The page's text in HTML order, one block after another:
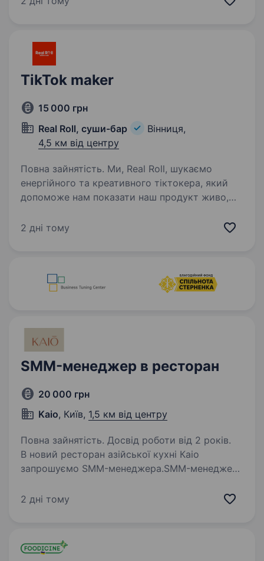
TikTok maker
15 000 грн
Real Roll, суши-бар
Вінниця,
4,5 км від центру
Повна зайнятість. Ми, Real Roll, шукаємо
енергійного та креативного тіктокера, який
допоможе нам показати наш продукт живо,
аудиторію та зміцнюючи впізнаваність бренду
2 дні тому
SMM-менеджер в ресторан
20 000 грн
Kaio, Київ, 1,5 км від центру
Повна зайнятість. Досвід роботи від 2 років.
В новий ресторан азійської кухні Каіо
запрошуємо SMM-менеджера.SMM-менеджер
контенту та сторітелінгу в інстаграм. Брати
2 дні тому